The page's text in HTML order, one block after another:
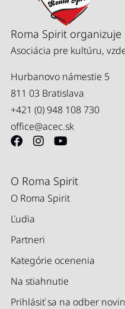
Roma Spirit organizuje
Asociácia pre kultúru,
Hurbanovo námestie 5
811 03 Bratislava
+421 (0) 948 108 730
office@acec.sk
O Roma Spirit
O Roma Spirit
Ľudia
Partneri
Kategórie ocenenia
Na stiahnutie
Prihlásiť sa na odber